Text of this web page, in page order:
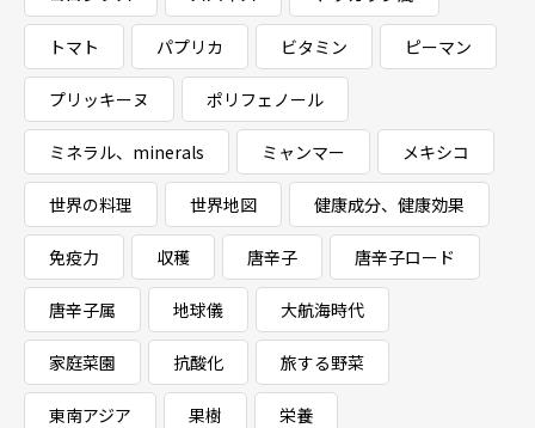
トマト パプリカ ビタミン ピーマン
プリッキーヌ ポリフェノール
ミネラル、minerals ミャンマー メキシコ
世界の料理 世界地図 健康成分、健康効果
免疫力 収穫 唐辛子 唐辛子ロード
唐辛子属 地球儀 大航海時代
家庭菜園 抗酸化 旅する野菜
東南アジア 果樹 栄養